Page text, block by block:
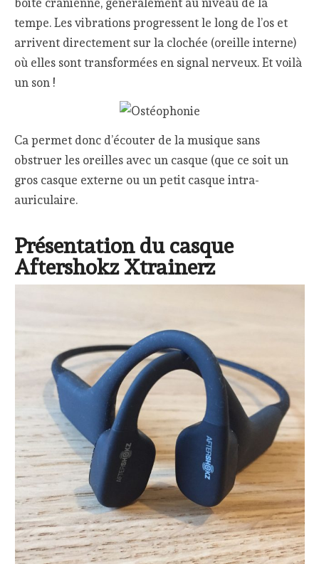
tempe. Les vibrations progressent le long de l’os et
arrivent directement sur la clochée (oreille interne)
où elles sont transformées en signal nerveux. Et voilà
un son !
Ca permet donc d’écouter de la musique sans
obstruer les oreilles avec un casque (que ce soit un
gros casque externe ou un petit casque intra-
auriculaire.
Présentation du casque
Aftershokz Xtrainerz